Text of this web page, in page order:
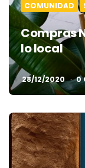
COMUNIDAD
Compras
lo local
28/12/2020 0